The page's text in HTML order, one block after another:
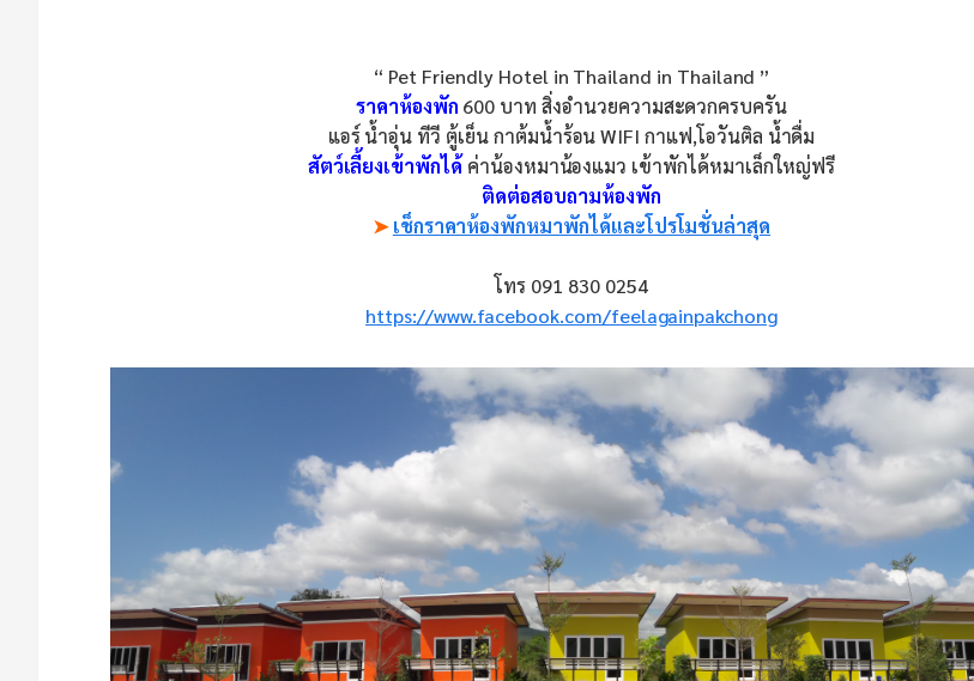
“ Pet Friendly Hotel in Thailand in Thailand ”
ราคาห้องพัก 600 บาท สิ่งอำนวยความสะดวกครบครัน
แอร์ น้ำอุ่น ทีวี ตู้เย็น กาต้มน้ำร้อน WIFI กาแฟ,โอวันติล น้ำดื่ม
สัตว์เลี้ยงเข้าพักได้ ค่าน้องหมาน้องแมว เข้าพักได้หมาเล็กใหญ่ฟรี
ติดต่อสอบถามห้องพัก
➤ เช็กราคาห้องพักหมาพักได้และโปรโมชั่นล่าสุด
โทร 091 830 0254
https://www.facebook.com/feelagainpakchong